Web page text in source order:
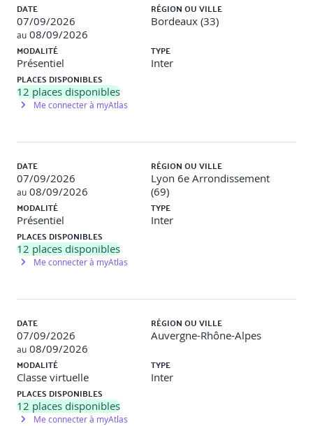
DATE
07/09/2026
au 08/09/2026
RÉGION OU VILLE
Bordeaux (33)
MODALITÉ
Présentiel
TYPE
Inter
PLACES DISPONIBLES
12 places disponibles
Me connecter à myAtlas
DATE
07/09/2026
au 08/09/2026
RÉGION OU VILLE
Lyon 6e Arrondissement
(69)
MODALITÉ
Présentiel
TYPE
Inter
PLACES DISPONIBLES
12 places disponibles
Me connecter à myAtlas
DATE
07/09/2026
au 08/09/2026
RÉGION OU VILLE
Auvergne-Rhône-Alpes
MODALITÉ
Classe virtuelle
TYPE
Inter
PLACES DISPONIBLES
12 places disponibles
Me connecter à myAtlas